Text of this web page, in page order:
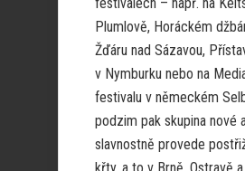
Plumlově, Horáckém
Žďáru nad Sázavou,
v Nymburku nebo na
festivalu v německém
podzim pak skupina nové
slavnostně provede
křty, a to v Brně, Ostravě